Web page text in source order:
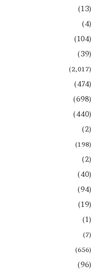
(13)
(4)
(104)
(39)
(2,017)
(474)
(698)
(440)
(2)
(198)
(2)
(40)
(94)
(19)
(1)
(7)
(656)
(96)